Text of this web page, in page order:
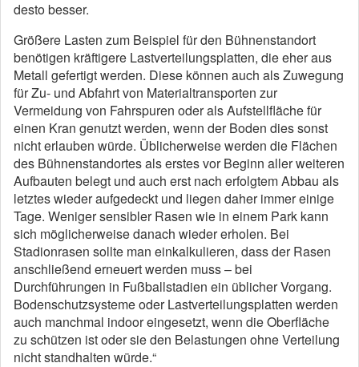
desto besser.
Größere Lasten zum Beispiel für den Bühnenstandort
benötigen kräftigere Lastverteilungsplatten, die eher aus
Metall gefertigt werden. Diese können auch als Zuwegung
für Zu- und Abfahrt von Materialtransporten zur
Vermeidung von Fahrspuren oder als Aufstellfläche für
einen Kran genutzt werden, wenn der Boden dies sonst
nicht erlauben würde. Üblicherweise werden die Flächen
des Bühnenstandortes als erstes vor Beginn aller weiteren
Aufbauten belegt und auch erst nach erfolgtem Abbau als
letztes wieder aufgedeckt und liegen daher immer einige
Tage. Weniger sensibler Rasen wie in einem Park kann
sich möglicherweise danach wieder erholen. Bei
Stadionrasen sollte man einkalkulieren, dass der Rasen
anschließend erneuert werden muss – bei
Durchführungen in Fußballstadien ein üblicher Vorgang.
Bodenschutzsysteme oder Lastverteilungsplatten werden
auch manchmal indoor eingesetzt, wenn die Oberfläche
zu schützen ist oder sie den Belastungen ohne Verteilung
nicht standhalten würde.“